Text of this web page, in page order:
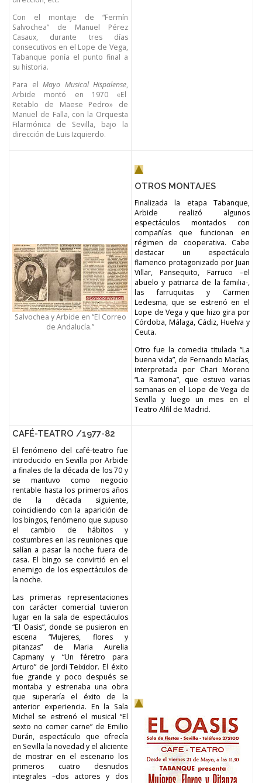
Con el montaje de “Fermín
Salvochea” de Manuel Pérez
Casaux, durante tres días
consecutivos en el Lope de Vega,
Tabanque ponía el punto final a
su historia.
Para el Mayo Musical Hispalense,
Arbide montó en 1970 «El
Retablo de Maese Pedro» de
Manuel de Falla, con la Orquesta
Filarmónica de Sevilla, bajo la
dirección de Luis Izquierdo.
Salvochea y Arbide en “El Correo
de Andalucía.”
OTROS MONTAJES
Finalizada la etapa Tabanque,
Arbide realizó algunos
espectáculos montados con
compañías que funcionan en
régimen de cooperativa. Cabe
destacar un espectáculo
flamenco protagonizado por Juan
Villar, Pansequito, Farruco –el
abuelo y patriarca de la familia-,
las farruquitas y Carmen
Ledesma, que se estrenó en el
Lope de Vega y que hizo gira por
Córdoba, Málaga, Cádiz, Huelva y
Ceuta.
Otro fue la comedia titulada “La
buena vida”, de Fernando Macías,
interpretada por Chari Moreno
“La Ramona”, que estuvo varias
semanas en el Lope de Vega de
Sevilla y luego un mes en el
Teatro Alfil de Madrid.
CAFÉ-TEATRO /1977-82
El fenómeno del café-teatro fue
introducido en Sevilla por Arbide
a finales de la década de los 70 y
se mantuvo como negocio
rentable hasta los primeros años
de la década siguiente,
coincidiendo con la aparición de
los bingos, fenómeno que supuso
el cambio de hábitos y
costumbres en las reuniones que
salían a pasar la noche fuera de
casa. El bingo se convirtió en el
enemigo de los espectáculos de
la noche.
Las primeras representaciones
con carácter comercial tuvieron
lugar en la sala de espectáculos
“El Oasis”, donde se pusieron en
escena “Mujeres, flores y
pitanzas” de Maria Aurelia
Capmany y “Un féretro para
Arturo” de Jordi Teixidor. El éxito
fue grande y poco después se
montaba y estrenaba una obra
que superaría el éxito de la
anterior experiencia. En la Sala
Michel se estrenó el musical “El
sexto no comer carne” de Emilio
Durán, espectáculo que ofrecía
en Sevilla la novedad y el aliciente
de mostrar en el escenario los
primeros cuatro desnudos
integrales –dos actores y dos